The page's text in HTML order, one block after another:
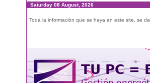
Saturday 08 August, 2026
Toda la información que se haya en este site, se